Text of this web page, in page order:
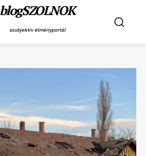
blogSZOLNOK
szubjektív élményportál